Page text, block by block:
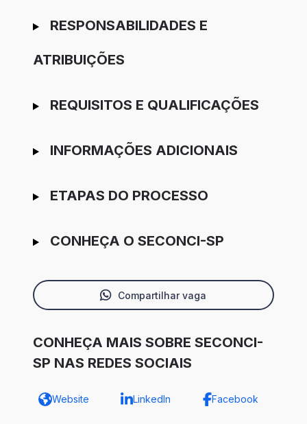
RESPONSABILIDADES E
ATRIBUIÇÕES
REQUISITOS E QUALIFICAÇÕES
INFORMAÇÕES ADICIONAIS
ETAPAS DO PROCESSO
CONHEÇA O SECONCI-SP
Compartilhar vaga
CONHEÇA MAIS SOBRE SECONCI-
SP NAS REDES SOCIAIS
Website LinkedIn Facebook